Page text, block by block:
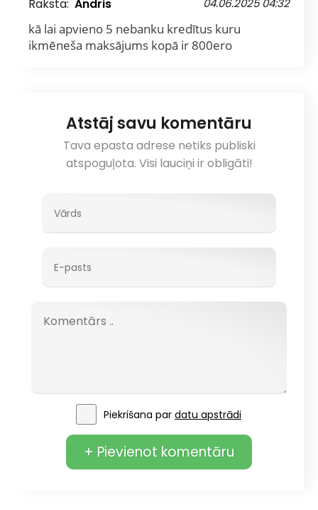
Raksta: Andris 04.06.2025 04:32
kā lai apvieno 5 nebanku kredītus kuru
ikmēneša maksājums kopā ir 800ero
Atstāj savu komentāru
Tava epasta adrese netiks publiski
atspoguļota. Visi lauciņi ir obligāti!
Piekrišana par datu apstrādi
+ Pievienot komentāru